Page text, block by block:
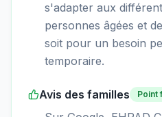
s'adapter aux
personnes âgées et
soit pour un besoin
temporaire.
Avis des familles Point